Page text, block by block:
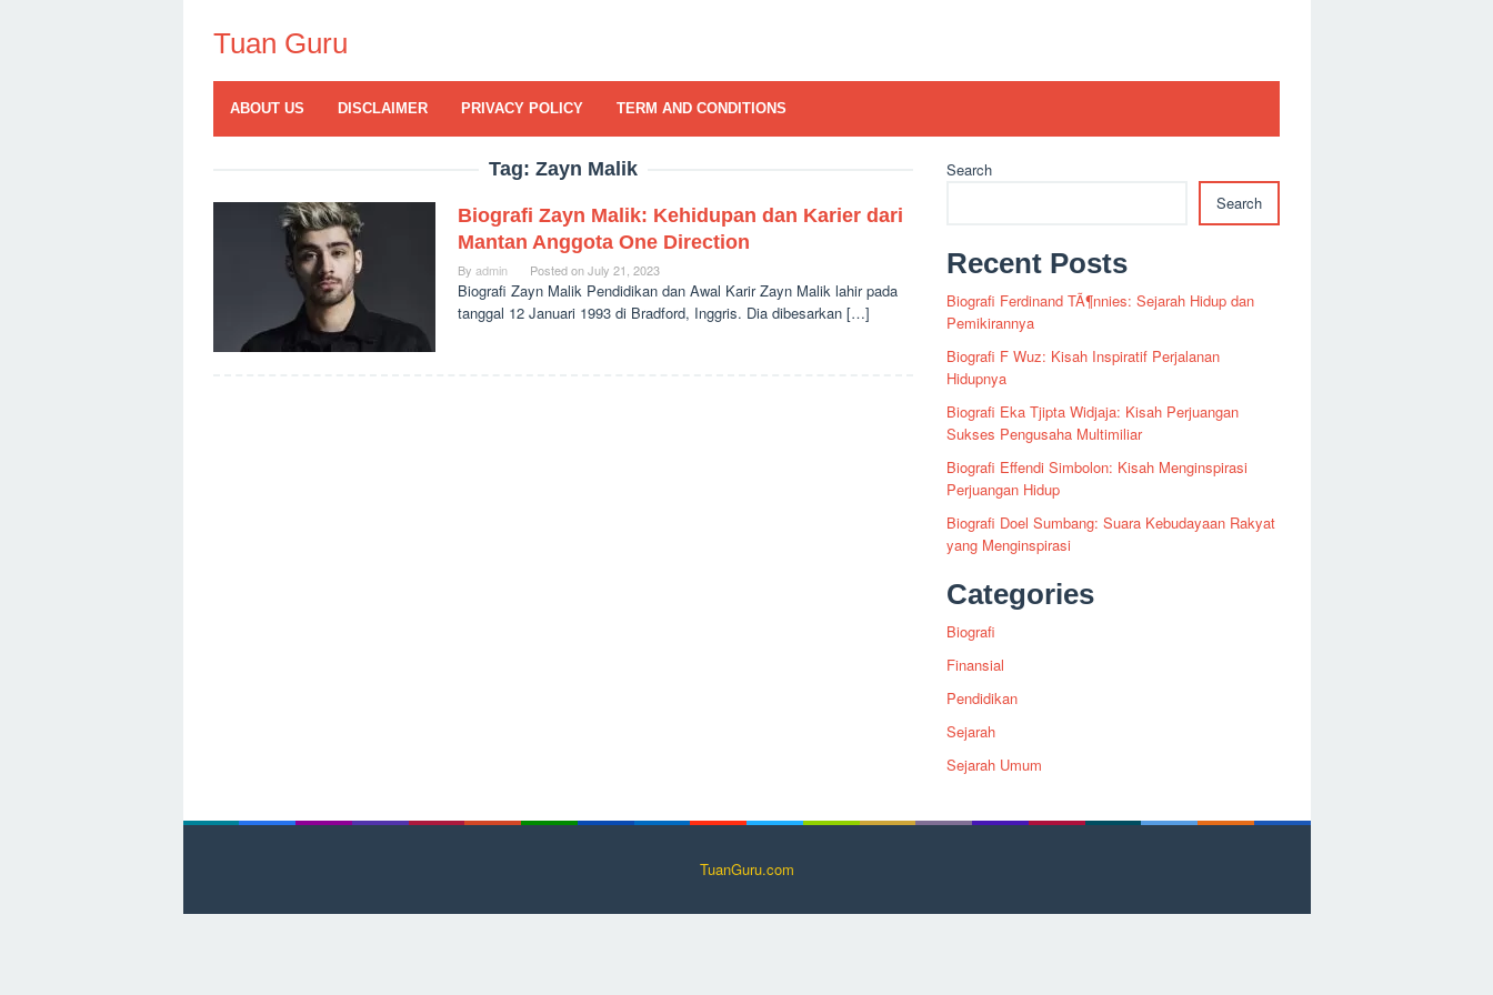
contentTuan Guru
ABOUT US DISCLAIMER PRIVACY POLICY TERM AND CONDITIONS
Tag: Zayn Malik
Biografi Zayn Malik: Kehidupan dan Karier dari
Mantan Anggota One Direction
By admin Posted onJuly 21, 2023
Biografi Zayn Malik Pendidikan dan Awal Karir Zayn Malik lahir pada
tanggal 12 Januari 1993 di Bradford, Inggris. Dia dibesarkan […]
Search
Search
Recent Posts
Biografi Ferdinand TÃ¶nnies: Sejarah Hidup dan
Pemikirannya
Biografi F Wuz: Kisah Inspiratif Perjalanan
Hidupnya
Biografi Eka Tjipta Widjaja: Kisah Perjuangan
Sukses Pengusaha Multimiliar
Biografi Effendi Simbolon: Kisah Menginspirasi
Perjuangan Hidup
Biografi Doel Sumbang: Suara Kebudayaan Rakyat
yang Menginspirasi
Categories
Biografi
Finansial
Pendidikan
Sejarah
Sejarah Umum
TuanGuru.com